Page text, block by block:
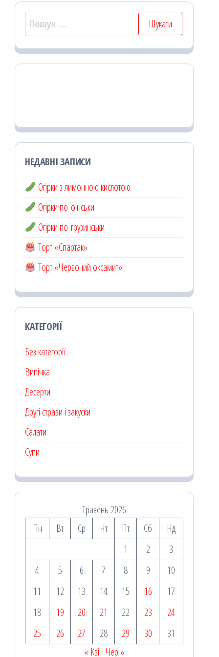
Пошук:
НЕДАВНІ ЗАПИСИ
Огірки з лимонною кислотою
Огірки по-фінськи
Огірки по-грузинськи
Торт «Спартак»
Торт «Червоний оксамит»
КАТЕГОРІЇ
Без категорії
Випічка
Десерти
Другі страви і закуски
Салати
Супи
Травень 2026
Пн
Вт Ср Чт Пт Сб
Нд
1
2
3
4
5 6 7 8 9
10
11
12 13 14 15 16
17
18
19 20 21 22 23
24
25
26 27 28 29 30
31
« Кві Чер »